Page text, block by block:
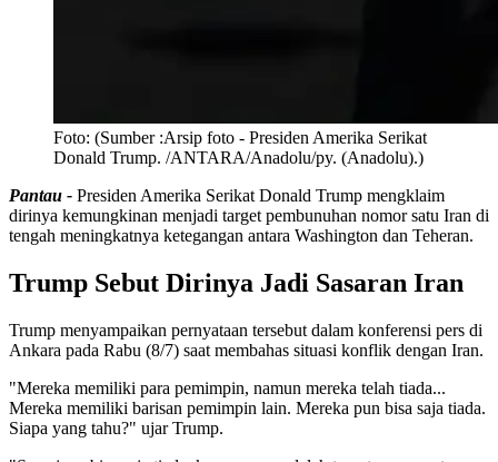
Foto: (Sumber :Arsip foto - Presiden Amerika Serikat
Donald Trump. /ANTARA/Anadolu/py. (Anadolu).)
Pantau - Presiden Amerika Serikat Donald Trump mengklaim
dirinya kemungkinan menjadi target pembunuhan nomor satu Iran di
tengah meningkatnya ketegangan antara Washington dan Teheran.
Trump Sebut Dirinya Jadi Sasaran Iran
Trump menyampaikan pernyataan tersebut dalam konferensi pers di
Ankara pada Rabu (8/7) saat membahas situasi konflik dengan Iran.
"Mereka memiliki para pemimpin, namun mereka telah tiada...
Mereka memiliki barisan pemimpin lain. Mereka pun bisa saja tiada.
Siapa yang tahu?" ujar Trump.